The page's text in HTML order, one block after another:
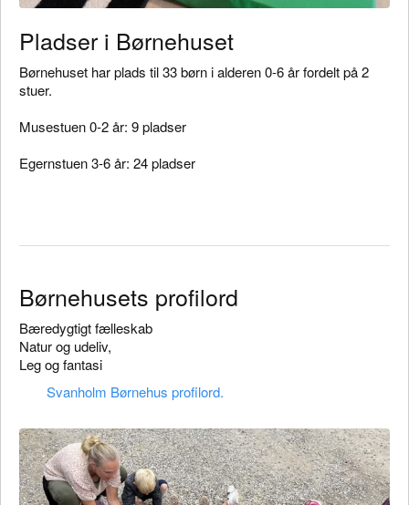
Pladser i Børnehuset
Børnehuset har plads til 33 børn i alderen 0-6 år fordelt på 2
stuer.
Musestuen 0-2 år: 9 pladser
Egernstuen 3-6 år: 24 pladser
Børnehusets profilord
Bæredygtigt fælleskab
Natur og udeliv,
Leg og fantasi
Svanholm Børnehus profilord.